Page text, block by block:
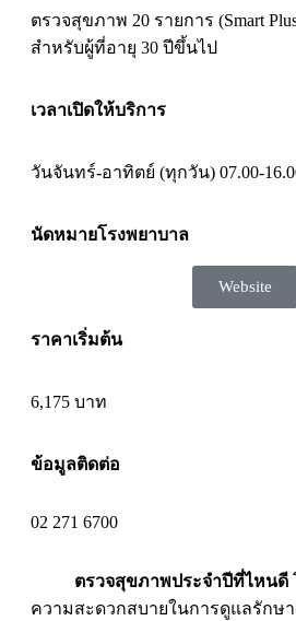
ตรวจสุขภาพ 20 รายการ (Smart Plus
สำหรับผู้ที่อายุ 30 ปีขึ้นไป
เวลาเปิดให้บริการ
วันจันทร์-อาทิตย์ (ทุกวัน) 07.00-
นัดหมายโรงพยาบาล
Website
ราคาเริ่มต้น
6,175 บาท
ข้อมูลติดต่อ
02 271 6700
ตรวจสุขภาพประจำปีที่ไหนดี
ความสะดวกสบายในการดูแลรักษ